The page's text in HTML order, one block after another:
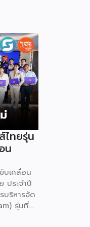
ไทยรุ่น
น
บเคลื่อน
ประจำปี
บริหารจัด
รุ่นที่